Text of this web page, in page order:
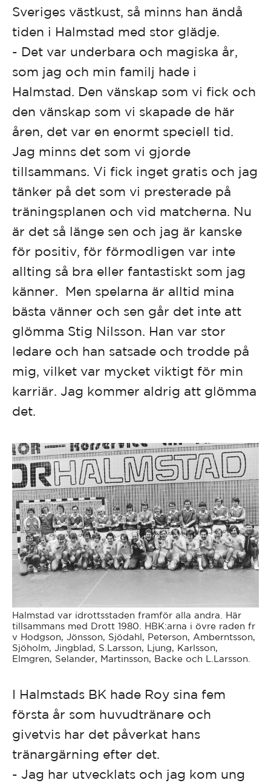
Sveriges västkust, så minns han ändå
tiden i Halmstad med stor glädje.
- Det var underbara och magiska år,
som jag och min familj hade i
Halmstad. Den vänskap som vi fick och
den vänskap som vi skapade de här
åren, det var en enormt speciell tid.
Jag minns det som vi gjorde
tillsammans. Vi fick inget gratis och jag
tänker på det som vi presterade på
träningsplanen och vid matcherna. Nu
är det så länge sen och jag är kanske
för positiv, för förmodligen var inte
allting så bra eller fantastiskt som jag
känner. Men spelarna är alltid mina
bästa vänner och sen går det inte att
glömma Stig Nilsson. Han var stor
ledare och han satsade och trodde på
mig, vilket var mycket viktigt för min
karriär. Jag kommer aldrig att glömma
det.
Halmstad var idrottsstaden framför alla andra. Här
tillsammans med Drott 1980. HBK:arna i övre raden fr
v Hodgson, Jönsson, Sjödahl, Peterson, Amberntsson,
Sjöholm, Jingblad, S.Larsson, Ljung, Karlsson,
Elmgren, Selander, Martinsson, Backe och L.Larsson.
I Halmstads BK hade Roy sina fem
första år som huvudtränare och
givetvis har det påverkat hans
tränargärning efter det.
- Jag har utvecklats och jag kom ung